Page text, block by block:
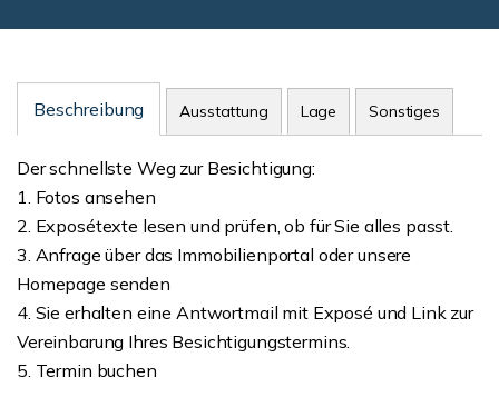
Beschreibung Ausstattung Lage Sonstiges
Der schnellste Weg zur Besichtigung:
1. Fotos ansehen
2. Exposétexte lesen und prüfen, ob für Sie alles passt.
3. Anfrage über das Immobilienportal oder unsere
Homepage senden
4. Sie erhalten eine Antwortmail mit Exposé und Link zur
Vereinbarung Ihres Besichtigungstermins.
5. Termin buchen